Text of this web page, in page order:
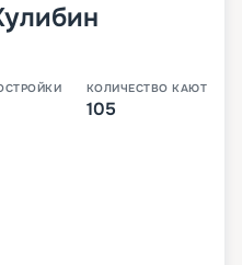
КОЛИЧЕСТВО КАЮТ
105